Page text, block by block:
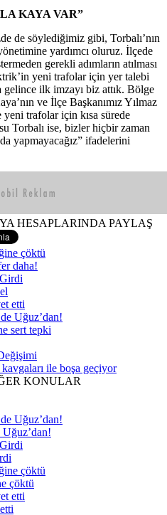
KAYA VAR”
de söylediğimiz gibi, Torbalı’nın
yardımcı oluruz. İlçede
gerekli adımların atılması
yeni trafolar için yer talebi
ilk imzayı biz attık. Bölge
ve İlçe Başkanımız Yılmaz
trafolar için kısa sürede
Torbalı ise, bizler hiçbir zaman
yapmayacağız” ifadelerini
HESAPLARINDA PAYLAŞ
KONULAR
çöktü